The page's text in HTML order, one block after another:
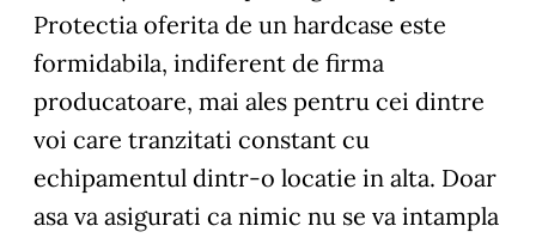
Protectia oferita de un hardcase este
formidabila, indiferent de firma
producatoare, mai ales pentru cei dintre
voi care tranzitati constant cu
echipamentul dintr-o locatie in alta. Doar
asa va asigurati ca nimic nu se va intampla